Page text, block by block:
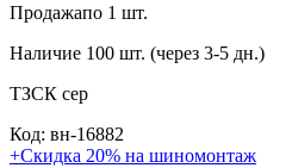
Продажапо 1 шт.
Наличие 100 шт. (через 3-5 дн.)
ТЗСК сер
Код: вн-16882
+Скидка 20% на шиномонтаж